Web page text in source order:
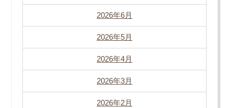
2026年6月
2026年5月
2026年4月
2026年3月
2026年2月